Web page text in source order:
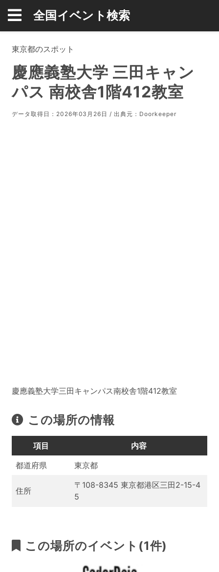
全国イベント検索
東京都のスポット
慶應義塾大学 三田キャン
パス 南校舎1階412教室
データ取得日：2026年03月26日 / 出典元： Doorkeeper
慶應義塾大学三田キャンパス南校舎1階412教室
この場所の情報
項目
内容
都道府県
東京都
住所
〒108-8345 東京都港区三田2-15-4
5
この場所のイベント(1件)